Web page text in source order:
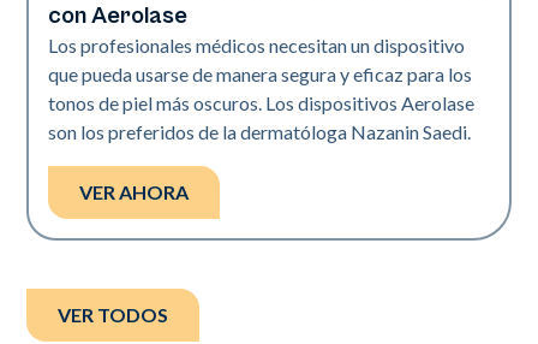
con Aerolase
Los profesionales médicos necesitan un dispositivo
que pueda usarse de manera segura y eficaz para los
tonos de piel más oscuros. Los dispositivos Aerolase
son los preferidos de la dermatóloga Nazanin Saedi.
VER AHORA
VER TODOS